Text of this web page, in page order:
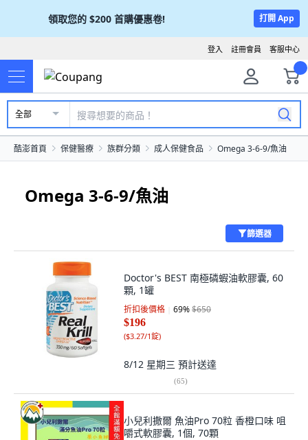
領取您的 $200 首購優惠卷! 打開 App
客服中心
註冊會員
登入
全部
酷澎首頁 保健醫療 族群分類 成人保健食品 Omega 3-6-9/魚油
Omega 3-6-9/魚油
篩選器
Doctor's BEST 南極磷蝦油軟膠囊, 60
顆, 1罐
折扣後價格 69%$650
$196
($3.27/1錠)
8/12 星期三 預計送達
(65)
小兒利撒爾 魚油Pro 70粒 香橙口味 咀
嚼式軟膠囊, 1個, 70顆